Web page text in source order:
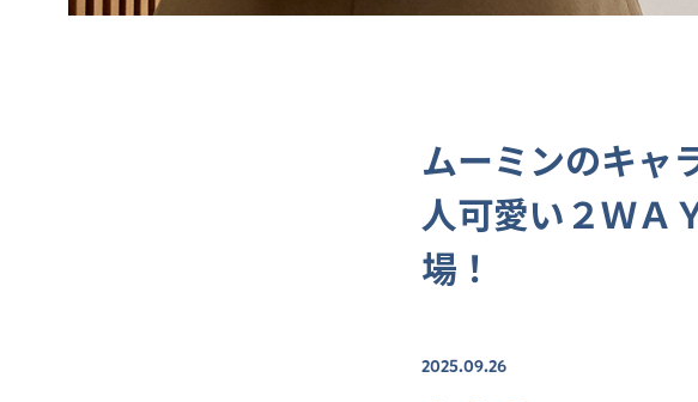
ムーミンのキャ
人可愛い２ＷＡ
場！
2025.09.26